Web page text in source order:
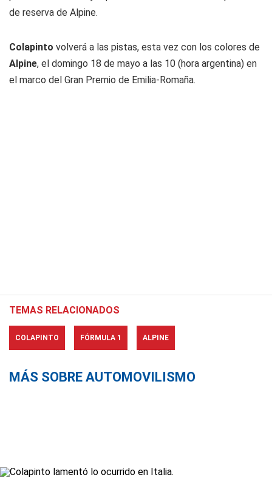
de reserva de Alpine.
Colapinto volverá a las pistas, esta vez con los colores de
Alpine, el domingo 18 de mayo a las 10 (hora argentina) en
el marco del Gran Premio de Emilia-Romaña.
TEMAS RELACIONADOS
COLAPINTO FÓRMULA 1 ALPINE
MÁS SOBRE AUTOMOVILISMO